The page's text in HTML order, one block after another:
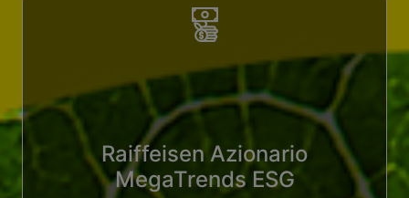
Raiffeisen Azionario
MegaTrends ESG